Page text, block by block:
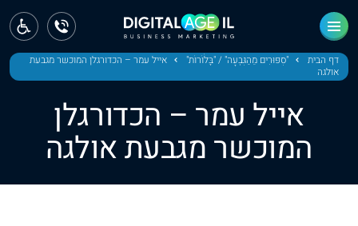
דף הבית "סִפּוּרִים מֵהַגִּבְעָה" / "בָּלֹוֹרוֹת"
אייל עמר – הכדורגלן המוכשר מגבעת
אולגה
אייל עמר – הכדורגלן
המוכשר מגבעת אולגה
ראשי
חדשות
מחוז חיפה